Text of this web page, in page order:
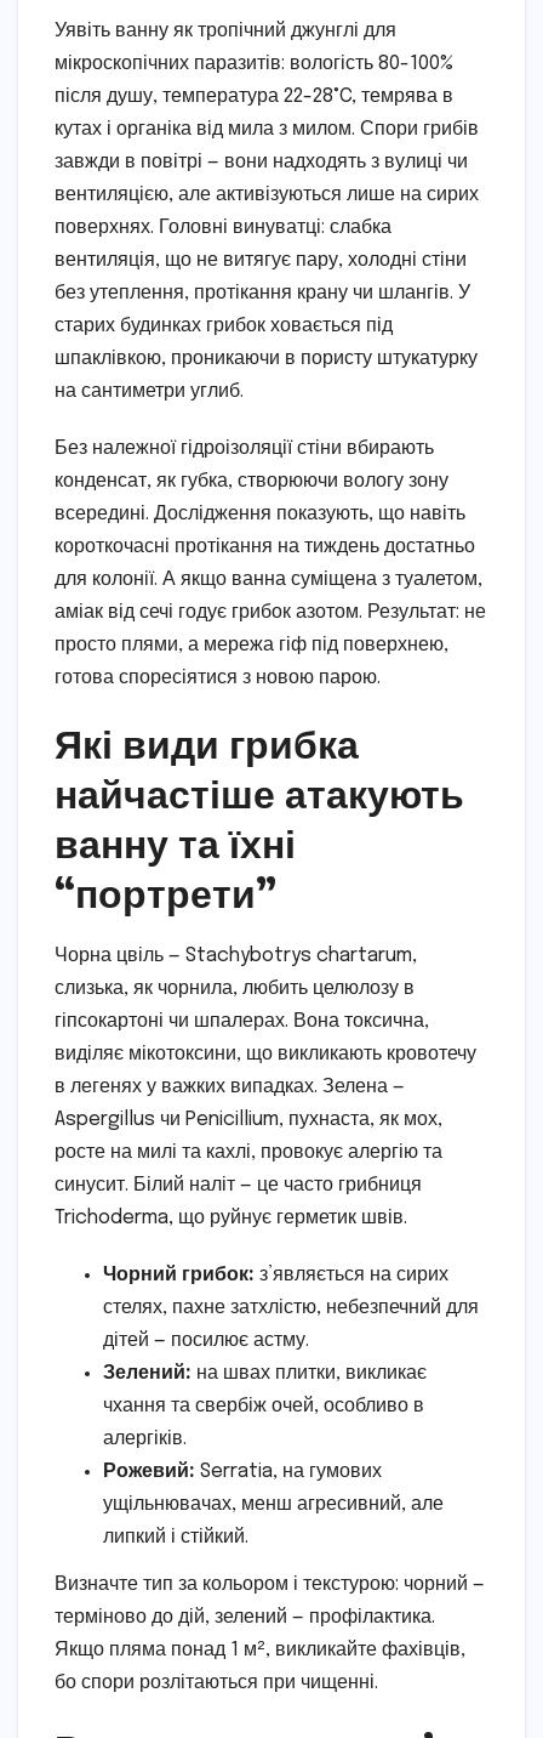
Уявіть ванну як тропічний джунглі для
мікроскопічних паразитів: вологість 80-100%
після душу, температура 22-28°C, темрява в
кутах і органіка від мила з милом. Спори грибів
завжди в повітрі — вони надходять з вулиці чи
вентиляцією, але активізуються лише на сирих
поверхнях. Головні винуватці: слабка
вентиляція, що не витягує пару, холодні стіни
без утеплення, протікання крану чи шлангів. У
старих будинках грибок ховається під
шпаклівкою, проникаючи в пористу штукатурку
на сантиметри углиб.
Без належної гідроізоляції стіни вбирають
конденсат, як губка, створюючи вологу зону
всередині. Дослідження показують, що навіть
короткочасні протікання на тиждень достатньо
для колонії. А якщо ванна суміщена з туалетом,
аміак від сечі годує грибок азотом. Результат: не
просто плями, а мережа гіф під поверхнею,
готова споресіятися з новою парою.
Які види грибка
найчастіше атакують
ванну та їхні
“портрети”
Чорна цвіль — Stachybotrys chartarum,
слизька, як чорнила, любить целюлозу в
гіпсокартоні чи шпалерах. Вона токсична,
виділяє мікотоксини, що викликають кровотечу
в легенях у важких випадках. Зелена —
Aspergillus чи Penicillium, пухнаста, як мох,
росте на милі та кахлі, провокує алергію та
синусит. Білий наліт — це часто грибниця
Trichoderma, що руйнує герметик швів.
Чорний грибок: з’являється на сирих
стелях, пахне затхлістю, небезпечний для
дітей — посилює астму.
Зелений: на швах плитки, викликає
чхання та свербіж очей, особливо в
алергіків.
Рожевий: Serratia, на гумових
ущільнювачах, менш агресивний, але
липкий і стійкий.
Визначте тип за кольором і текстурою: чорний —
терміново до дій, зелений — профілактика.
Якщо пляма понад 1 м², викликайте фахівців,
бо спори розлітаються при чищенні.